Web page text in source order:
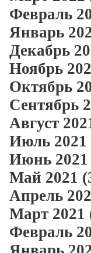
Февраль
Январь
Декабрь
Ноябрь
Октябрь
Сентябрь
Август
Июль 2021
Июнь 2021
Май 2021
Апрель
Март 2021
Февраль